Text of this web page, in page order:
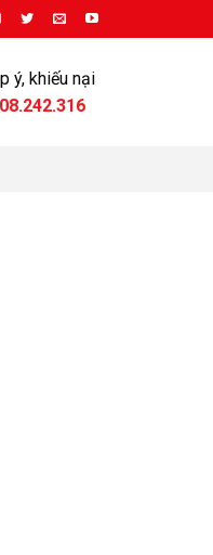
ý, khiếu nại